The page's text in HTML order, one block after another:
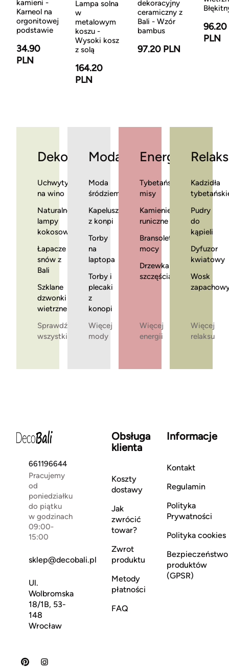
kamieni -
Karneol na
orgonitowej
podstawie
34.90
PLN
Lampa solna
w
metalowym
koszu -
Wysoki kosz
z solą
164.20
PLN
dekoracyjny
ceramiczny z
Bali - Wzór
bambus
97.20 PLN
96.20
PLN
Dekoracje
Uchwyty
na wino
Naturalne
lampy
kokosowe
Łapacze
snów z
Bali
Szklane
dzwonki
wietrzne
Sprawdź
wszystkie
Moda
Moda
śródziemnomorska
Kapelusze
z konpi
Torby
na
laptopa
Torby i
plecaki
z
konopi
Więcej
mody
Energia
Tybetańskie
misy
Kamienie
runiczne
Bransoletki
mocy
Drzewka
szczęścia
Więcej
energii
Relaks
Kadzidła
Pudry
do
kąpieli
Dyfuzor
kwiatowy
Wosk
Więcej
relaksu
661196644
Pracujemy
od
poniedziałku
do piątku
w godzinach
09:00-
15:00
sklep@decobali.pl
Ul.
Wolbromska
18/1B, 53-
148
Wrocław
Obsługa
klienta
Koszty
dostawy
Jak
zwrócić
towar?
Zwrot
produktu
Metody
płatności
FAQ
Informacje
Kontakt
Regulamin
Polityka
Prywatności
Polityka cookies
Bezpieczeństwo
produktów
(GPSR)